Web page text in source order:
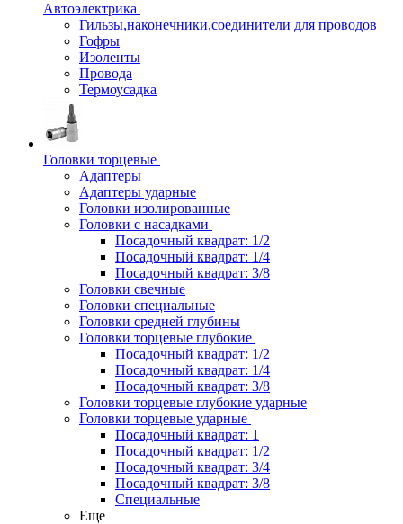
Автоэлектрика
Гильзы,наконечники,соединители для проводов
Гофры
Изоленты
Провода
Термоусадка
Головки торцевые
Адаптеры
Адаптеры ударные
Головки изолированные
Головки с насадками
Посадочный квадрат: 1/2
Посадочный квадрат: 1/4
Посадочный квадрат: 3/8
Головки свечные
Головки специальные
Головки средней глубины
Головки торцевые глубокие
Посадочный квадрат: 1/2
Посадочный квадрат: 1/4
Посадочный квадрат: 3/8
Головки торцевые глубокие ударные
Головки торцевые ударные
Посадочный квадрат: 1
Посадочный квадрат: 1/2
Посадочный квадрат: 3/4
Посадочный квадрат: 3/8
Специальные
Еще